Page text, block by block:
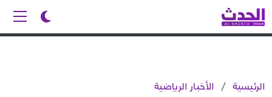
الرئيسية / الأخبار الرياضية